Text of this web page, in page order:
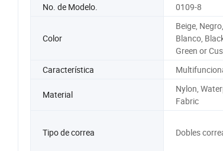
No. de Modelo. 0109-8
Color
Beige,
Blanco,
Green or
Característica
Material
Nylon,
Fabric
Tipo de correa Dobles